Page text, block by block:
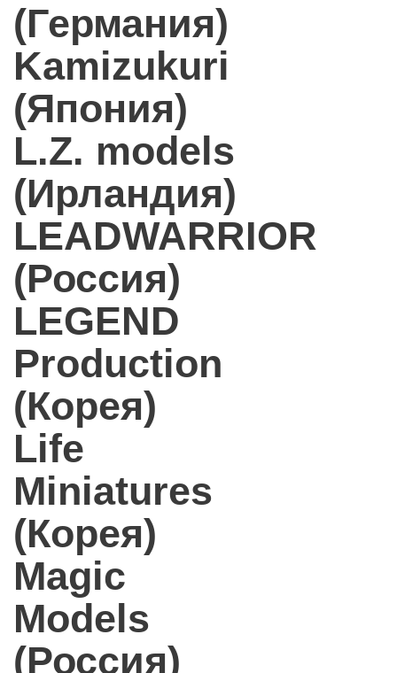
(Германия)
Kamizukuri
(Япония)
L.Z. models
(Ирландия)
LEADWARRIOR
(Россия)
LEGEND
Production
(Корея)
Life
Miniatures
(Корея)
Magic
Models
(Россия)